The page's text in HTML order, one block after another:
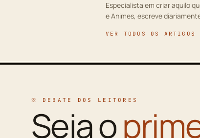
Especialista em criar aquilo
e Animes, escreve
VER TODOS OS ARTIGOS
※ DEBATE DOS LEITORES
Seja o